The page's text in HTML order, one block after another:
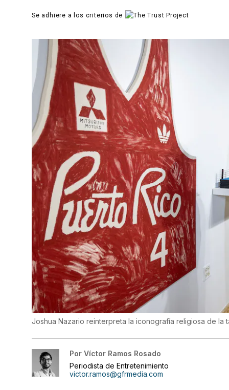
Se adhiere a los criterios de
Joshua Nazario reinterpreta la iconografía religiosa de la
Por Víctor Ramos Rosado
Periodista de Entretenimiento
victor.ramos@gfrmedia.com